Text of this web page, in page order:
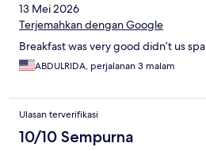
13 Mei 2026
Terjemahkan dengan Google
Breakfast was very good didn’t us spa
ABDULRIDA, perjalanan 3 malam
Ulasan terverifikasi
10/10 Sempurna